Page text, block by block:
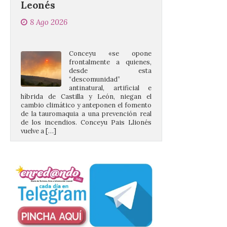
8 Ago 2026
desde esta
“descomunidad”
antinatural, artificial e
híbrida de Castilla y León, niegan el
cambio climático y anteponen el fomento
de la tauromaquia a una prevención real
de los incendios. Conceyu Pais Llionés
vuelve a […]
a pie o en transporte
público y evitar el
vehículo privado para el
eclipse
8 Ago 2026